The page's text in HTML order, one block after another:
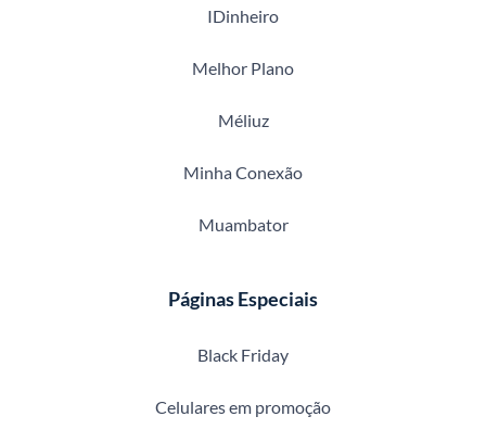
IDinheiro
Melhor Plano
Méliuz
Minha Conexão
Muambator
Páginas Especiais
Black Friday
Celulares em promoção